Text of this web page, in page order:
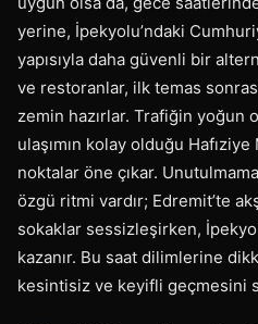
yerine, İpekyolu’ndaki
yapısıyla daha güvenli bir
ve restoranlar, ilk temas
zemin hazırlar. Trafiğin yoğun
ulaşımın kolay olduğu
noktalar öne çıkar.
özgü ritmi vardır; Edremit’te
sokaklar sessizleşirken,
kazanır. Bu saat dilimlerine
kesintisiz ve keyifli geçmesini